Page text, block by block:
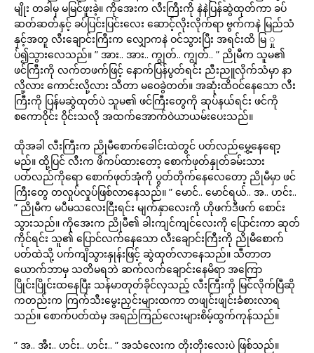
မျိုး တခါမှ မမြင်ဖူးခဲ့။ ကိုအေးက လီးကြီးကို နဲနဲပြန်ဆွဲထုတ်ကာ ခပ်
ဆတ်ဆတ်နှင့် ခပ်ပြင်းပြင်းလေး ဆောင့်လိုးလိုက်ရာ ဗွက်ကနဲ မြည်သံ
နှင့်အတူ လီးချောင်းကြီးက လျှောကနဲ ဝင်သွားပြီး အရင်းထိ မြ ှု
ပ်၍သွားလေသည်။ ” အား.. အား.. ကျွတ်.. ကျွတ်.. ” ညိုမီက သူမ၏
ဖင်ကြီးကို လက်တဖက်ဖြင့် နောက်ပြန်ပွတ်ရင်း ညီးညူလိုက်သံမှာ နာ
လို့လား ကောင်းလို့လား သီတာ မဝေခွဲတတ်။ အဆုံးထိဝင်နေသော လီး
ကြီးကို ပြန်မဆွဲထုတ်ပဲ သူမ၏ ဖင်ကြီးတွေကို ဆုပ်နယ်ရင်း ဖင်ကို
စကောဝိုင်း ဝိုင်းသလို အထက်အောက်ဝဲယာယမ်းပေးသည်။
ထိုအခါ လီးကြီးက ညိုမီစောက်ခေါင်းထဲတွင် ပတ်လည်မွှေ့နေရော့
မည်။ ထို့ပြင် လီးက ဖိကပ်ထားတော့ စောက်ဖုတ်နှုတ်ခမ်းသား
ပတ်လည်ကိုရော စောက်ဖုတ်အုံကို ပွတ်တိုက်နေလေတော့ ညိုမီမှာ ဖင်
ကြီးတွေ တလှုပ်လှုပ်ဖြစ်လာနေသည်။ ” မောင်.. မောင်ရယ်.. အ.. ဟင်း..
” ညိုမီက မပီမသလေးငြီးရင်း မျက်နှာလေးကို ဟိုဖက်ဒီဖက် စောင်း
သွားသည်။ ကိုအေးက ညိုမီ၏ ခါးကျင်ကျင်လေးကို ပြောင်းကာ ဆုတ်
ကိုင်ရင်း သူ၏ ပြောင်လက်နေသော လီးချောင်းကြီးကို ညိုမီစောက်
ပတ်ထဲသို့ ပက်ကျိသွားနှုန်းဖြင့် ဆွဲထုတ်လာနေသည်။ သီတာတ
ယောက်ဘာမှ သတိမရဘဲ ဆက်လက်ချောင်းနေမိရာ အကြော
ပြိုင်းပြိုင်းထနေပြီး သန်မာတုတ်ခိုင်လှသည့် လီးကြီးကို မြင်လိုက်ပြီဆို
ကတည်းက ကြက်သီးမွေးညှင်းများထကာ တဖျင်းဖျင်းခံစားလာရ
သည်။ စောက်ပတ်ထဲမှ အရည်ကြည်လေးများစိမ့်ထွက်ကုန်သည်။
” အ.. အီး.. ဟင်း.. ဟင်း.. ” အသံလေးက တိုးတိုးလေးပဲ ဖြစ်သည်။